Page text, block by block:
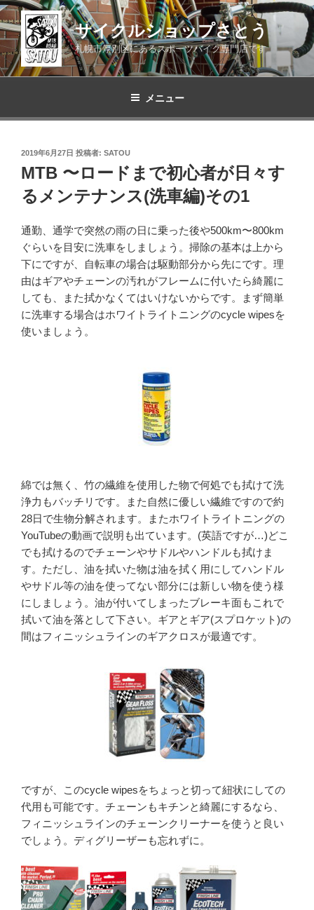
コ
ン
テ
ン
ツ
サイクルショップさとう
札幌市厚別区にあるスポーツバイク専門店です
メニュー
投
稿
日:
2019年6月27日 投稿者: SATOU
MTB 〜ロードまで初心者が日々す
るメンテナンス(洗車編)その1
通勤、通学で突然の雨の日に乗った後や500km〜800km
ぐらいを目安に洗車をしましょう。掃除の基本は上から
下にですが、自転車の場合は駆動部分から先にです。理
由はギアやチェーンの汚れがフレームに付いたら綺麗に
しても、また拭かなくてはいけないからです。まず簡単
に洗車する場合はホワイトライトニングのcycle wipesを
使いましょう。
綿では無く、竹の繊維を使用した物で何処でも拭けて洗
浄力もバッチリです。また自然に優しい繊維ですので約
28日で生物分解されます。またホワイトライトニングの
YouTubeの動画で説明も出ています。(英語ですが…)どこ
でも拭けるのでチェーンやサドルやハンドルも拭けま
す。ただし、油を拭いた物は油を拭く用にしてハンドル
やサドル等の油を使ってない部分には新しい物を使う様
にしましょう。油が付いてしまったブレーキ面もこれで
拭いて油を落として下さい。ギアとギア(スプロケット)の
間はフィニッシュラインのギアクロスが最適です。
ですが、このcycle wipesをちょっと切って紐状にしての
代用も可能です。チェーンもキチンと綺麗にするなら、
フィニッシュラインのチェーンクリーナーを使うと良い
でしょう。ディグリーザーも忘れずに。